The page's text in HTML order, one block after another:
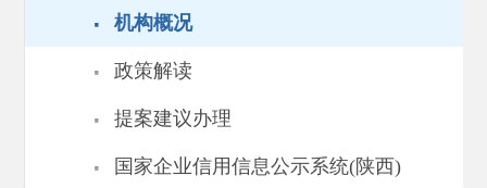
· 机构概况
· 政策解读
· 提案建议办理
· 国家企业信用信息公示系统(陕西)